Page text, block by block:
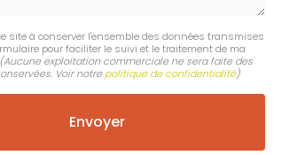
site à conserver l'ensemble des données transmises
pour faciliter le suivi et le traitement de ma
(Aucune exploitation commerciale ne sera faite des
Voir notre politique de confidentialité)